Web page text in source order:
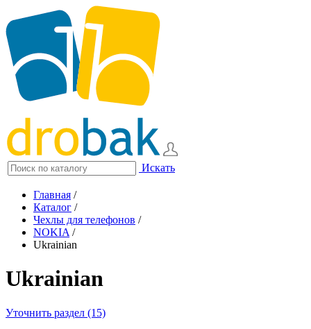
Искать
Главная /
Каталог /
Чехлы для телефонов /
NOKIA /
Ukrainian
Ukrainian
Уточнить раздел (15)